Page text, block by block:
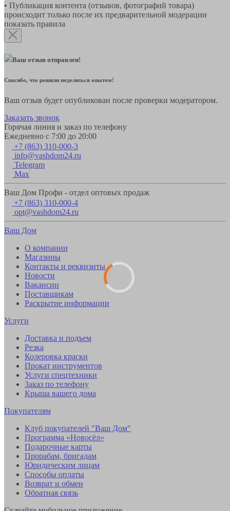
• Публикация контента (отзывов, фотографий товара)
происходит только после их предварительной модерации
показать правила
Ваш отзыв отправлен!
Спасибо, что решили поделиться опытом!
Ваш отзыв будет опубликован после проверки модератором.
Заказать звонок
Горячая линия и заказ по телефону
Ежедневно с 7:00 до 20:00
+7 (863) 310-000-3
info@vashdom24.ru
Telegram
Max
Ваш Дом Профи - отдел оптовых продаж
+7 (863) 310-000-4
opt@vashdom24.ru
Ваш Дом
О компании
Магазины
Контакты и реквизиты
Новости
Вакансии
Поставщикам
Раскрытие информации
Услуги
Доставка и подъем
Резка
Колеровка краски
Прокат инструментов
Услуги спецтехники
Заказ по телефону
Крыша вашего дома
Покупателям
Клуб покупателей "Ваш Дом"
Программа «Новосёл»
Подарочные карты
Прорабам, бригадам
Юридическим лицам
Способы оплаты
Возврат и обмен
Обратная связь